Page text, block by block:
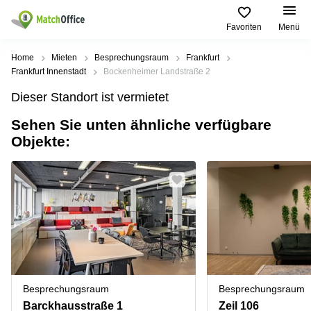
Favoriten Menü
Mieten / Vermieten
Produktseiten
Büro
mieten
center
Coworking
Space
Seminarraum
Virtuelles
Büro
Beliebte
Städte
Büro
mieten
Geschäftsadresse
Hamburg
Geschäftsadresse
mieten
Düsseldorf
Geschäftsadresse
Stuttgart
Büro
Beliebte
Suchanfragen
Regus
Dortmund
Ruhrallee
Dortmund
Office Club
Ballindamm
3
Rahel-
Hirsch-
Straße
Hilfe
Über uns
Büro vermieten
Log-in
Home Mieten Besprechungsraum
Frankfurt
Frankfurt Innenstadt
Bockenheimer Landstraße 2
Dieser Standort ist vermietet
Sehen Sie unten ähnliche verfügbare
Objekte:
Besprechungsraum
Barckhausstraße 1
Besprechungsraum
Zeil 106